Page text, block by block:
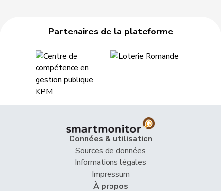
Partenaires de la plateforme
Données & utilisation
Sources de données
Informations légales
Impressum
À propos